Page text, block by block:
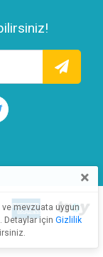
×
ve mevzuata uygun
Detaylar için Gizlilik